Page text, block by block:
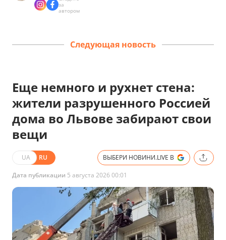
за
автором
Следующая новость
Еще немного и рухнет стена:
жители разрушенного Россией
дома во Львове забирают свои
вещи
UA RU ВЫБЕРИ НОВИНИ.LIVE В
Дата публикации 5 августа 2026 00:01